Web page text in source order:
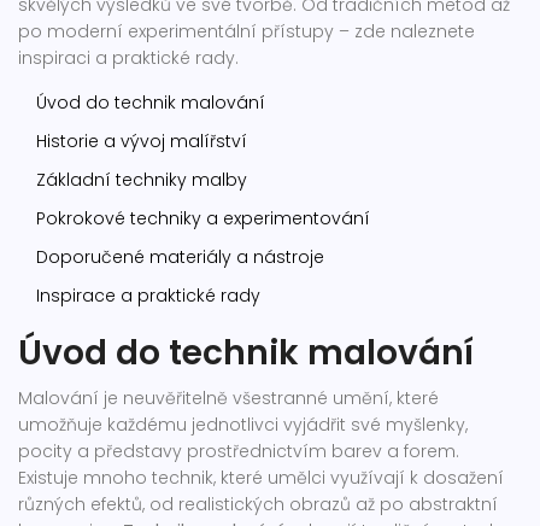
skvělých výsledků ve své tvorbě. Od tradičních metod až
po moderní experimentální přístupy – zde naleznete
inspiraci a praktické rady.
Úvod do technik malování
Historie a vývoj malířství
Základní techniky malby
Pokrokové techniky a experimentování
Doporučené materiály a nástroje
Inspirace a praktické rady
Úvod do technik malování
Malování je neuvěřitelně všestranné umění, které
umožňuje každému jednotlivci vyjádřit své myšlenky,
pocity a představy prostřednictvím barev a forem.
Existuje mnoho technik, které umělci využívají k dosažení
různých efektů, od realistických obrazů až po abstraktní